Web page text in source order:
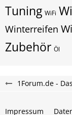
Tuning WiFi
Winterreifen
Zubehör Öl
1Forum.de -
Impressum